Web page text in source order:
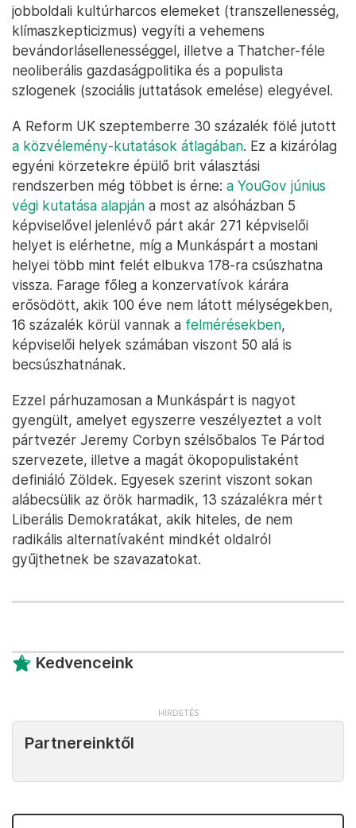
jobboldali kultúrharcos elemeket (transzellenesség,
klímaszkepticizmus) vegyíti a vehemens
bevándorlásellenességgel, illetve a Thatcher-féle
neoliberális gazdaságpolitika és a populista
szlogenek (szociális juttatások emelése) elegyével.
A Reform UK szeptemberre 30 százalék fölé jutott
a közvélemény-kutatások átlagában. Ez a kizárólag
egyéni körzetekre épülő brit választási
rendszerben még többet is érne: a YouGov június
végi kutatása alapján a most az alsóházban 5
képviselővel jelenlévő párt akár 271 képviselői
helyet is elérhetne, míg a Munkáspárt a mostani
helyei több mint felét elbukva 178-ra csúszhatna
vissza. Farage főleg a konzervatívok kárára
erősödött, akik 100 éve nem látott mélységekben,
16 százalék körül vannak a felmérésekben,
képviselői helyek számában viszont 50 alá is
becsúszhatnának.
Ezzel párhuzamosan a Munkáspárt is nagyot
gyengült, amelyet egyszerre veszélyeztet a volt
pártvezér Jeremy Corbyn szélsőbalos Te Pártod
szervezete, illetve a magát ökopopulistaként
definiáló Zöldek. Egyesek szerint viszont sokan
alábecsülik az örök harmadik, 13 százalékra mért
Liberális Demokratákat, akik hiteles, de nem
radikális alternatívaként mindkét oldalról
gyűjthetnek be szavazatokat.
Kedvenceink
Partnereinktől